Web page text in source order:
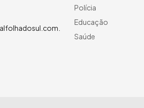
Polícia
Educação
Saúde